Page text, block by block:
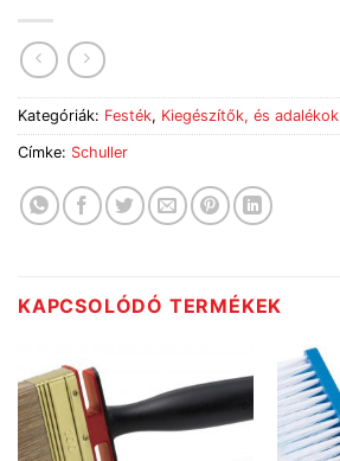
Kategóriák: Festék, Kiegészítők, és adalékok
Címke: Schuller
KAPCSOLÓDÓ TERMÉKEK